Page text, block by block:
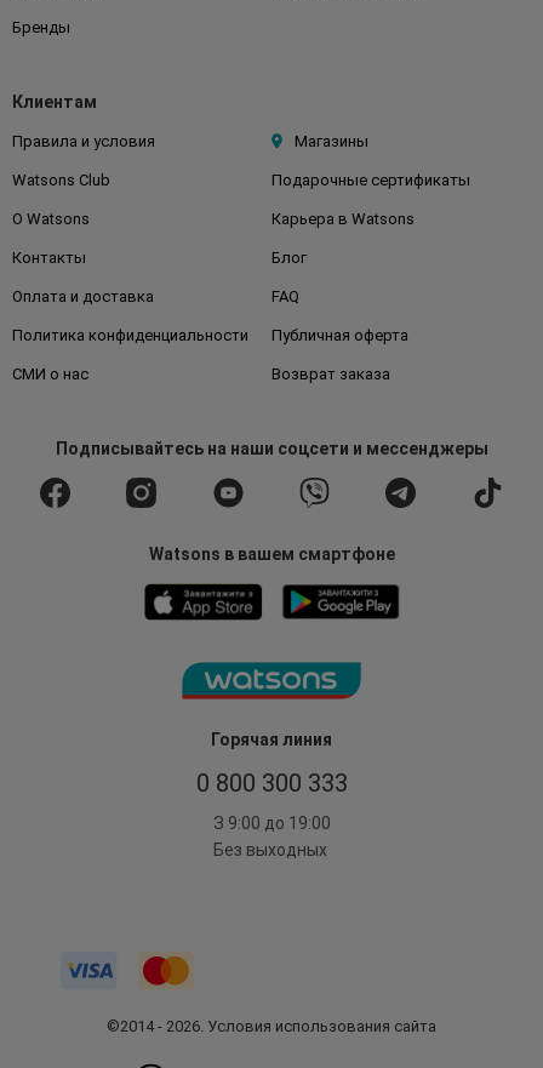
Горячая линия
0 800 300 333
З 9:00 до 19:00
Без выходных
Бренды
Клиентам
Правила и условия Магазины
Watsons Club Подарочные сертификаты
О Watsons Карьера в Watsons
Контакты Блог
Оплата и доставка FAQ
Политика конфиденциальности Публичная оферта
СМИ о нас Возврат заказа
Подписывайтесьна наши соцсети и мессенджеры
Watsons в вашем смартфоне
©2014 - 2026. Условия использования сайта